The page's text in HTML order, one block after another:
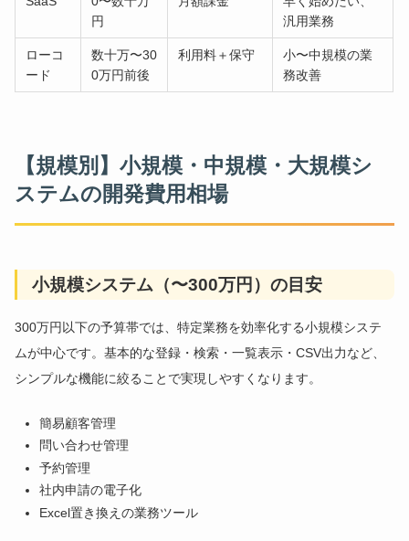
円
汎用業務
ローコ
ード
数十万〜30
0万円前後
利用料＋保守
小〜中規模の業
務改善
【規模別】小規模・中規模・大規模シ
ステムの開発費用相場
小規模システム（〜300万円）の目安
300万円以下の予算帯では、特定業務を効率化する小規模システ
ムが中心です。基本的な登録・検索・一覧表示・CSV出力など、
シンプルな機能に絞ることで実現しやすくなります。
簡易顧客管理
問い合わせ管理
予約管理
社内申請の電子化
Excel置き換えの業務ツール